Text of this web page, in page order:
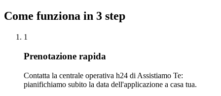
Come funziona in 3 step
1
Prenotazione rapida
Contatta la centrale operativa h24 di Assistiamo Te:
pianifichiamo subito la data dell'applicazione a casa tua.